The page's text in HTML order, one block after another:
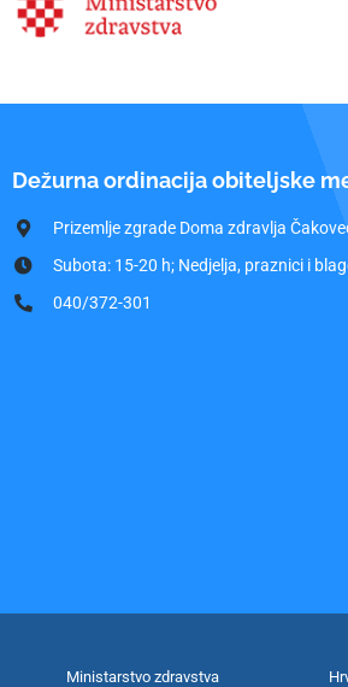
Dežurna ordinacija obiteljske
Prizemlje zgrade Doma zdravlja
Subota: 15-20 h; Nedjelja, praznici i
040/372-301
Ministarstvo zdravstva